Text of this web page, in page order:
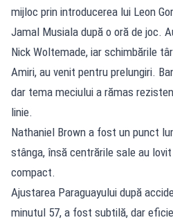
mijloc prin introducerea lui Leon
Jamal Musiala după o oră de joc.
Nick Woltemade, iar schimbările
Amiri, au venit pentru prelungiri.
dar tema meciului a rămas
linie.
Nathaniel Brown a fost un punct
stânga, însă centrările sale au
compact.
Ajustarea Paraguayului după
minutul 57, a fost subtilă, dar